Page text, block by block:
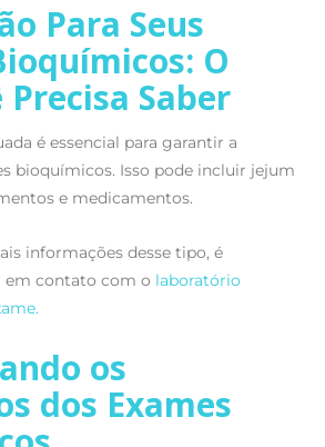
Para Seus
O
Precisa Saber
é essencial para garantir a
bioquímicos. Isso pode incluir jejum
e medicamentos.
informações desse tipo, é
em contato com o laboratório
os
dos Exames